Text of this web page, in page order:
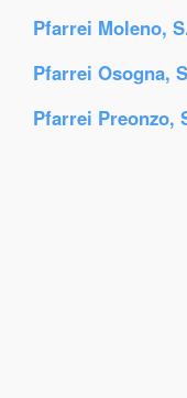
Pfarrei Moleno,
Pfarrei Osogna,
Pfarrei Preonzo,